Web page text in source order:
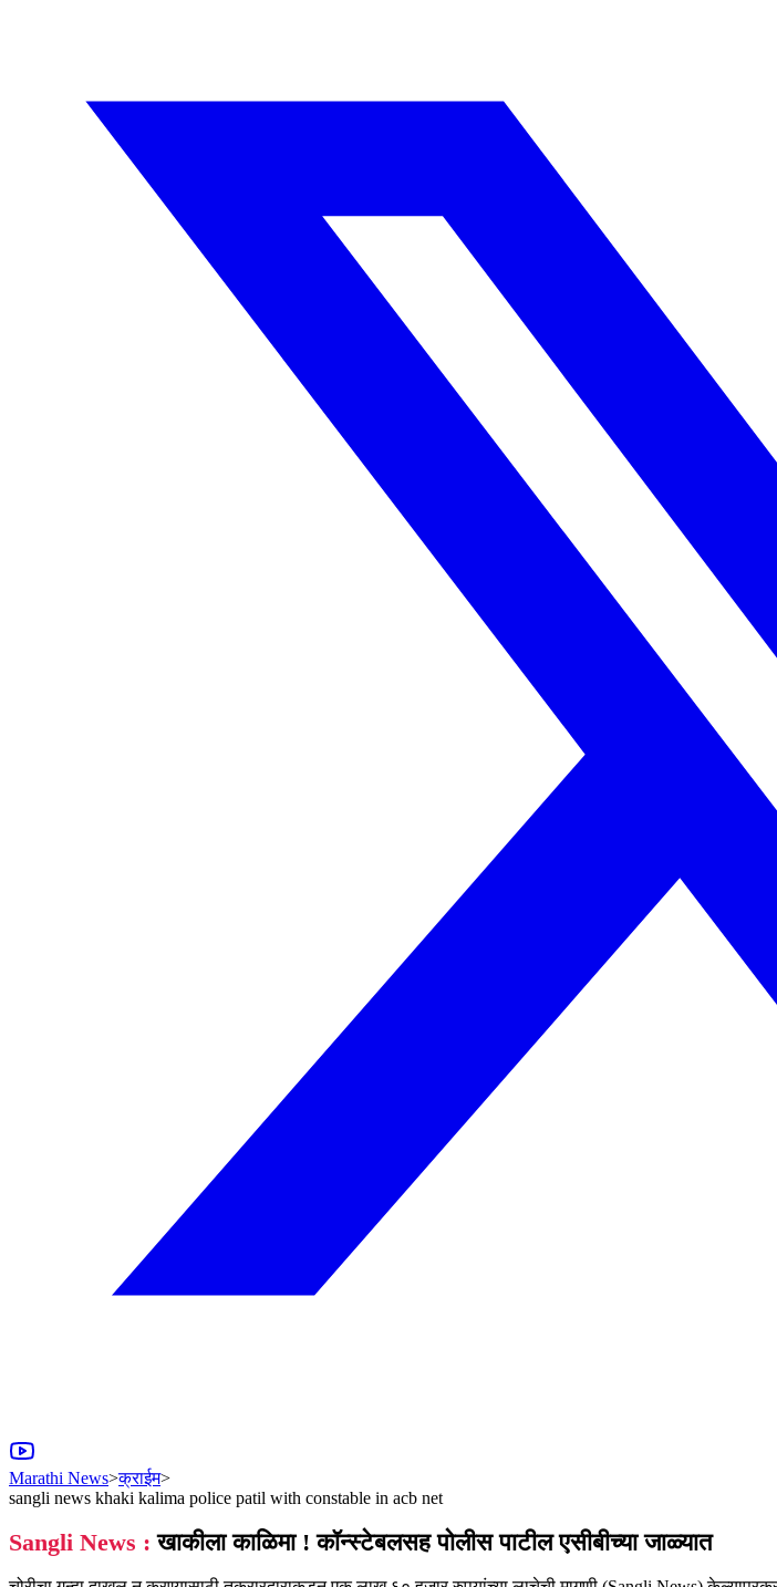
Marathi News>क्राईम>
sangli news khaki kalima police patil with constable in acb net
Sangli News : खाकीला काळिमा ! कॉन्स्टेबलसह पोलीस पाटील एसीबीच्या जाळ्यात